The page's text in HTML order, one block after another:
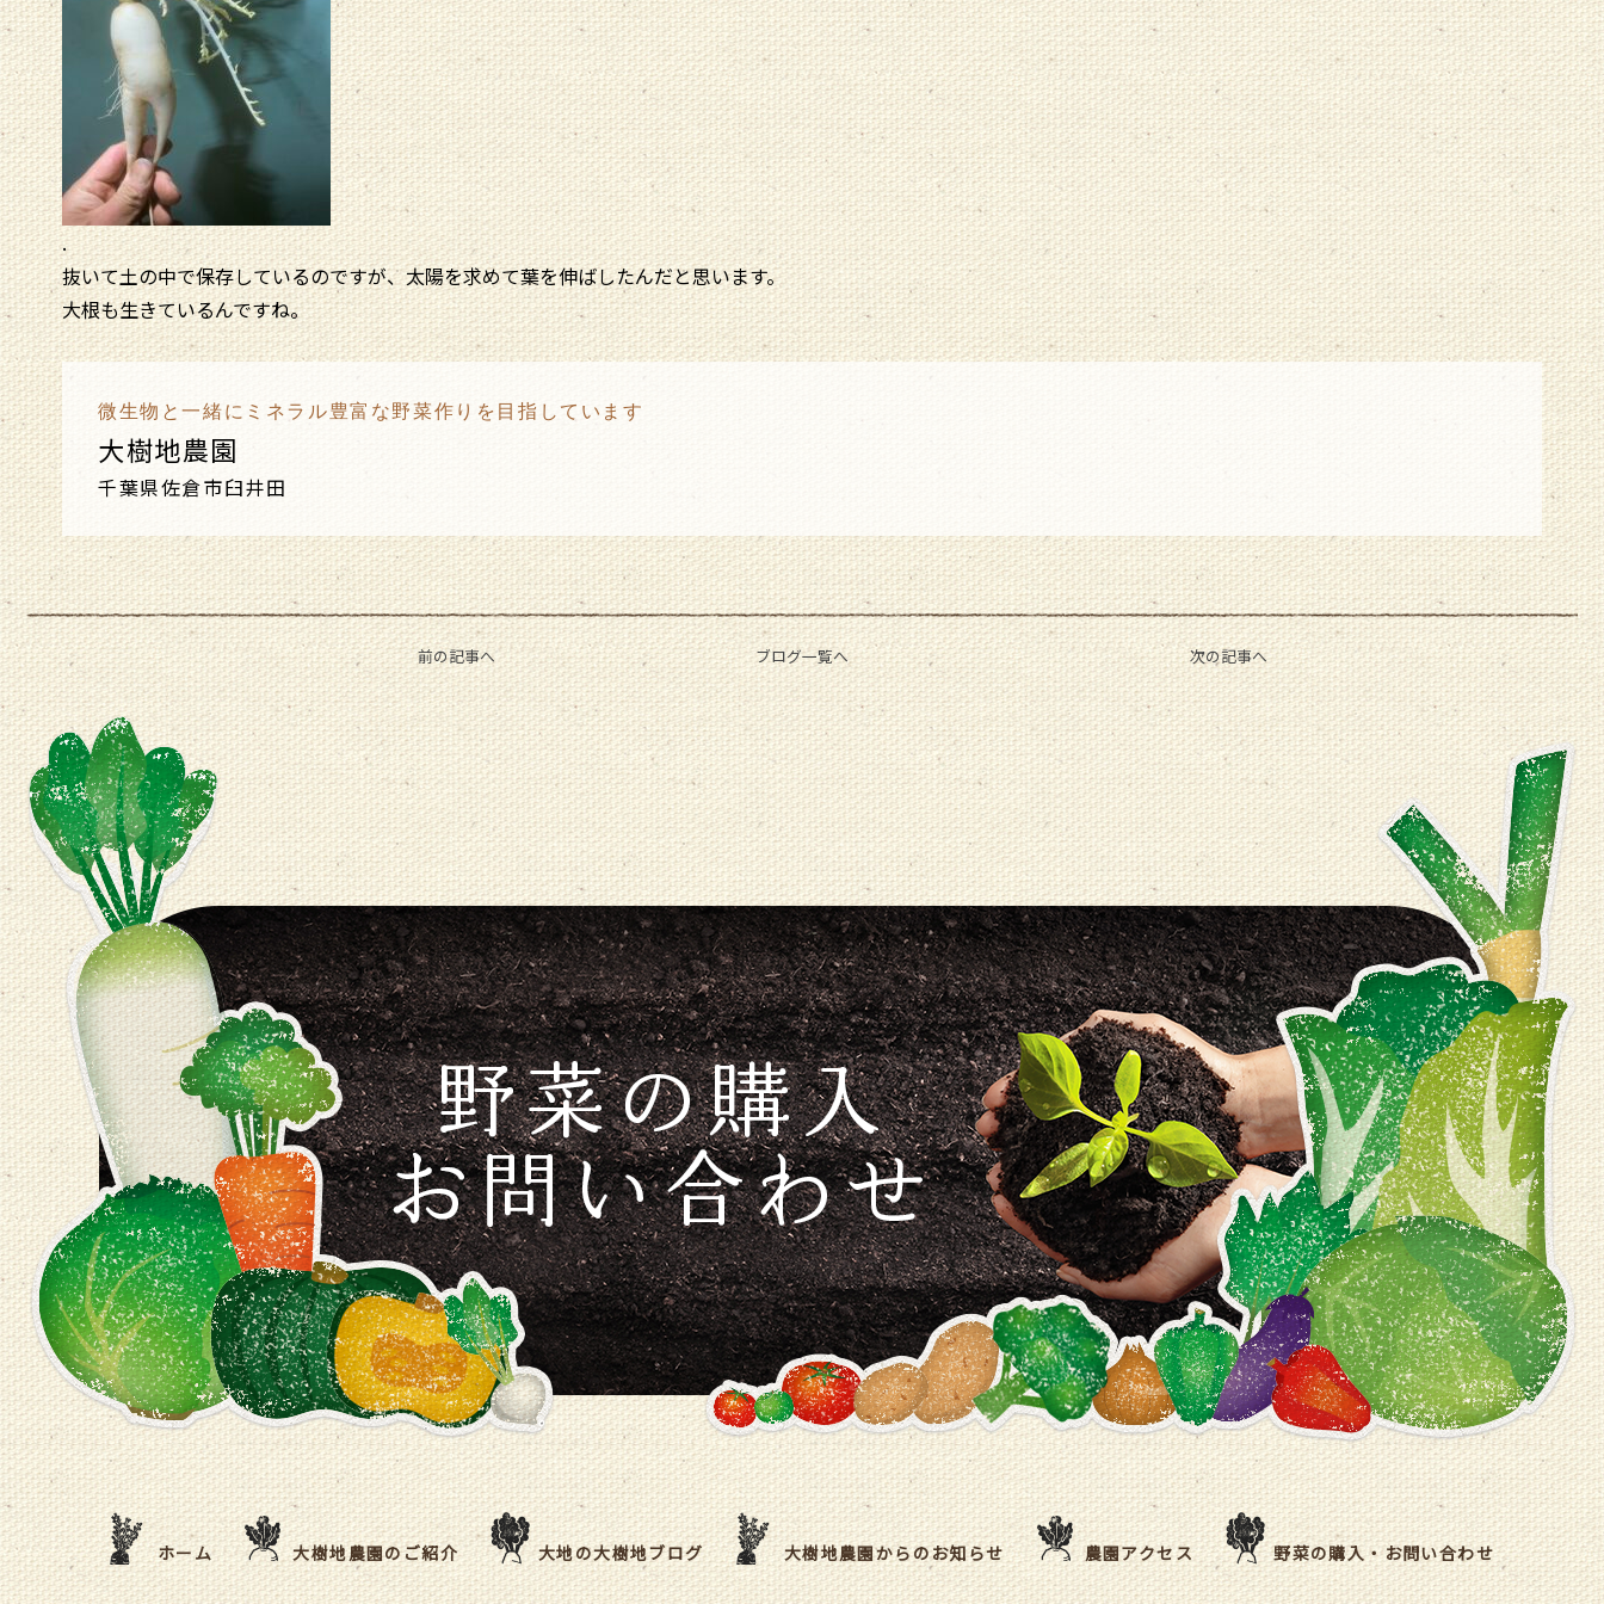
.
抜いて土の中で保存しているのですが、太陽を求めて葉を伸ばしたんだと思います。
大根も生きているんですね。
微生物と一緒にミネラル豊富な野菜作りを目指しています
大樹地農園
千葉県佐倉市臼井田
前の記事へ ブログ一覧へ 次の記事へ
ホーム 大樹地農園のご紹介 大地の大樹地ブログ 大樹地農園からのお知らせ 農園アクセス 野菜の購入・お問い合わせ